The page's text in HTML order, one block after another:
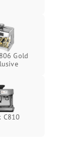
Gold
C810